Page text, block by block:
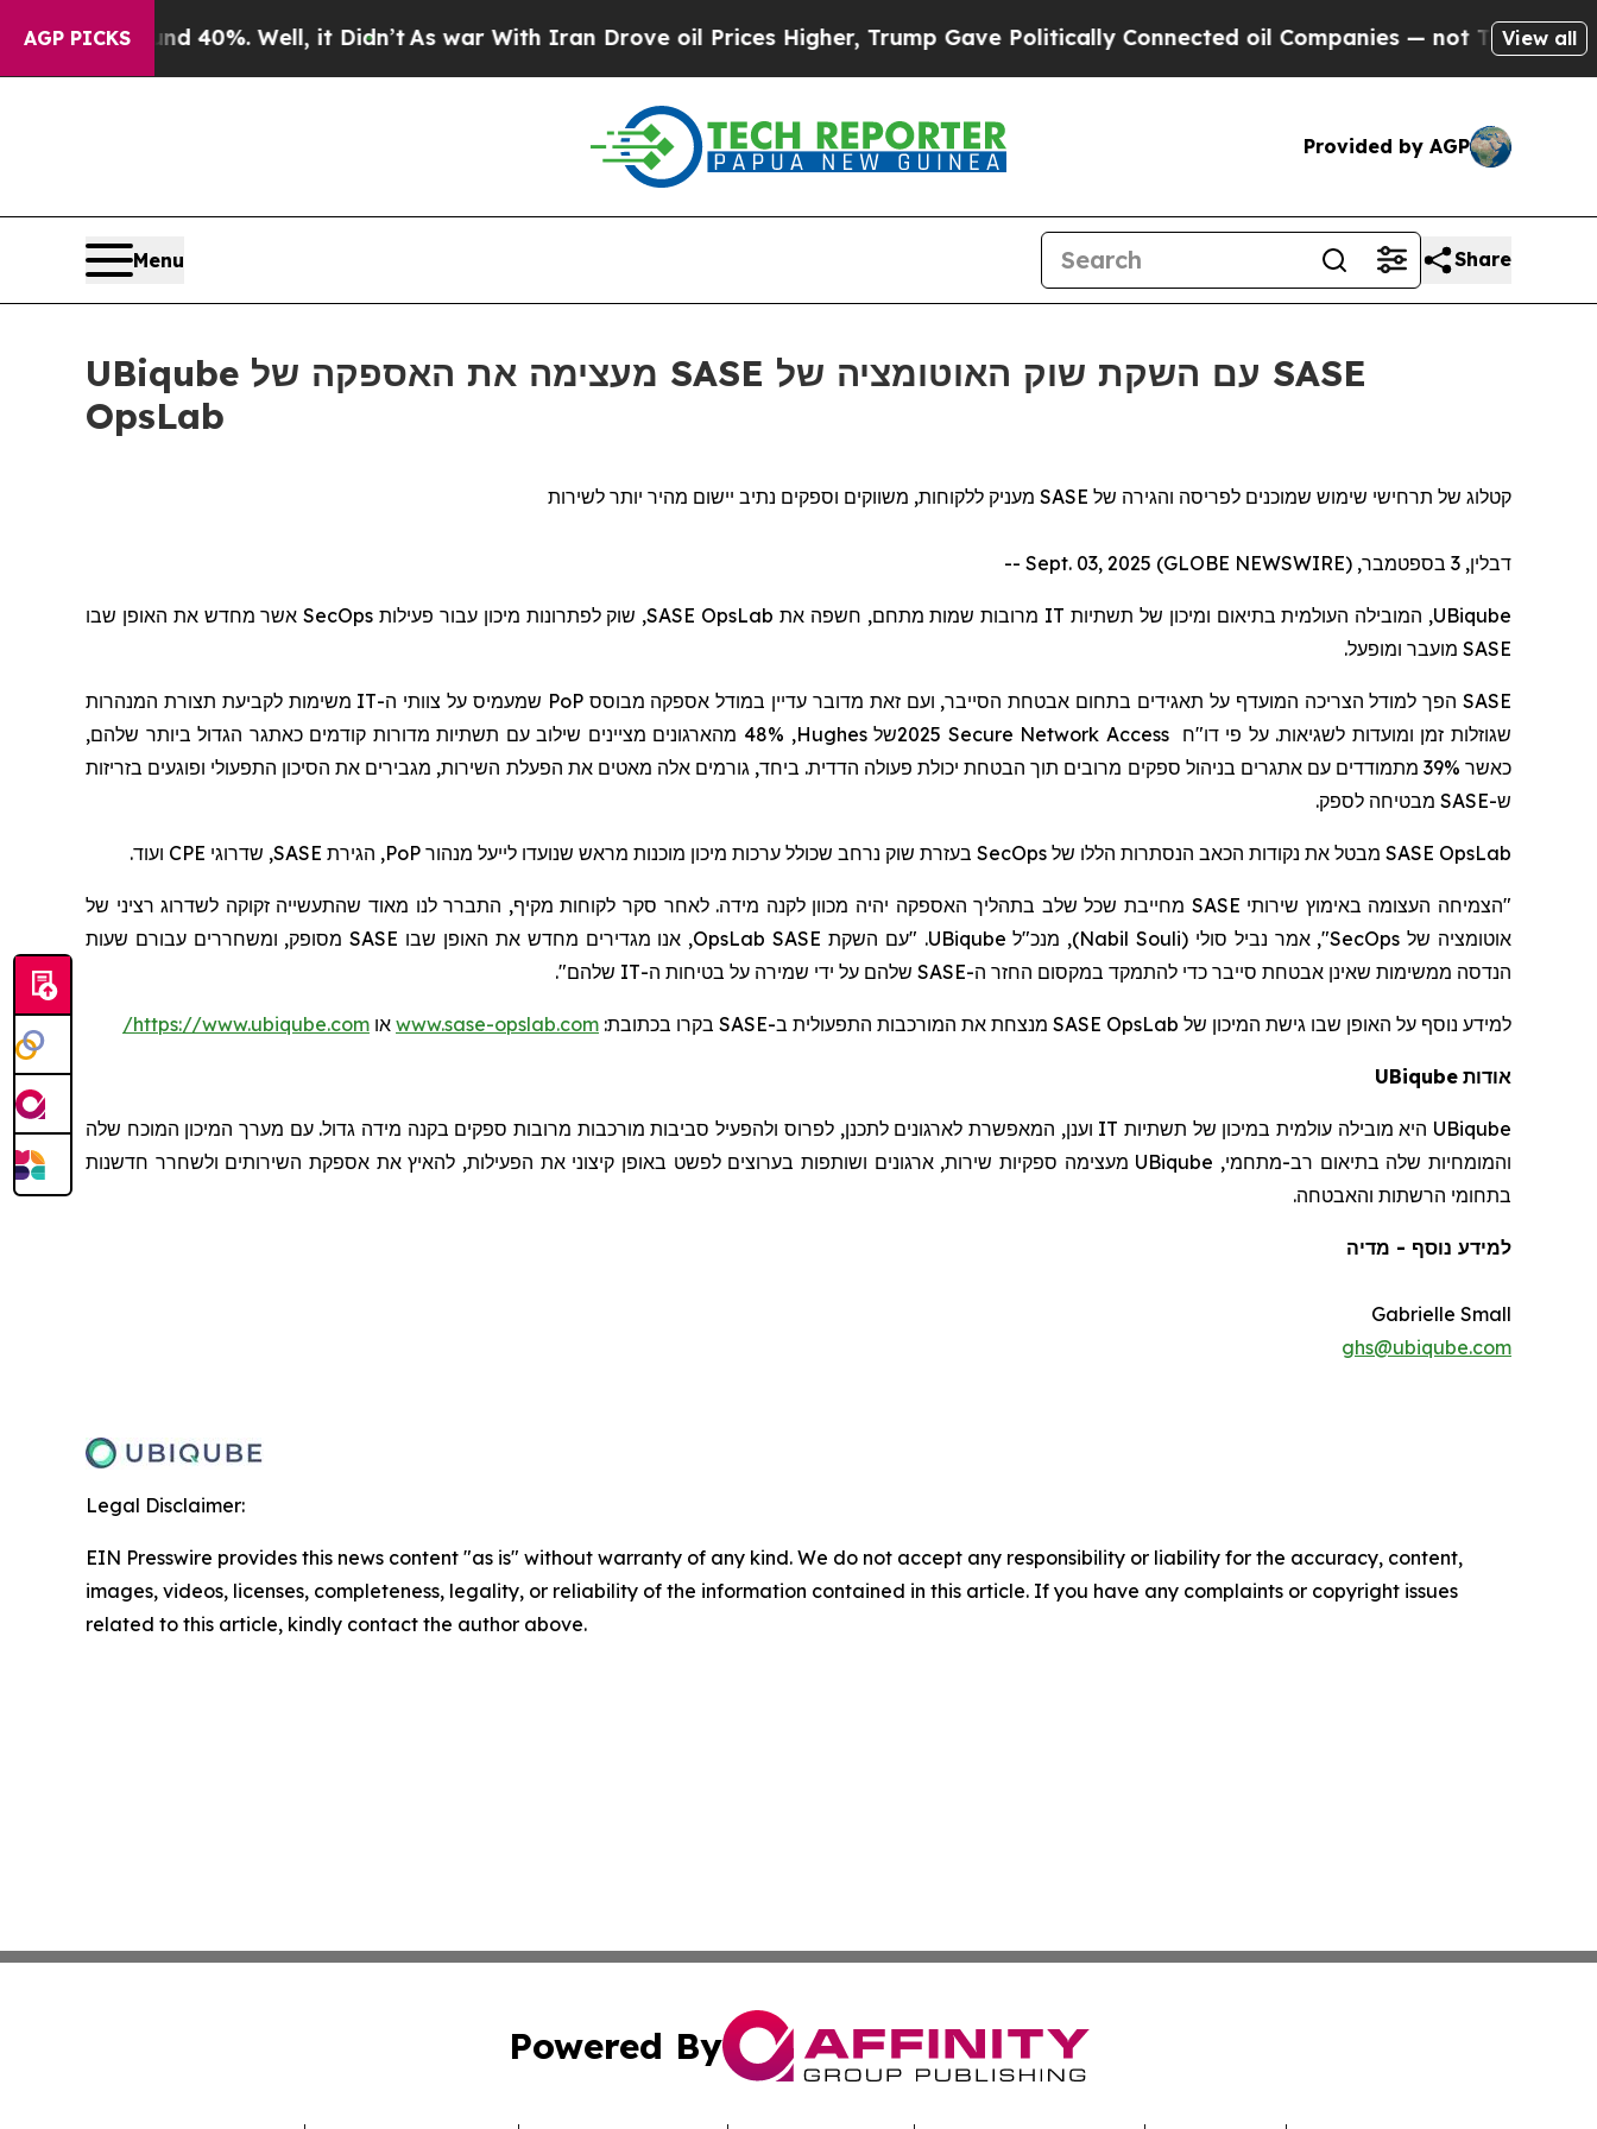
AGP PICKS
Around 40%. Well, it Didn’t As war With Iran Drove oil Prices Higher, Trump Gave Politically Connected oil Companies — not Taxpayers —
View all
Provided by AGP
Menu Share
UBiqube מעצימה את האספקה של SASE עם השקת שוק האוטומציה של SASE
OpsLab
קטלוג של תרחישי שימוש שמוכנים לפריסה והגירה של SASE מעניק ללקוחות, משווקים וספקים נתיב יישום מהיר יותר לשירות
דבלין, 3 בספטמבר, Sept. 03, 2025 (GLOBE NEWSWIRE) --
UBiqube, המובילה העולמית בתיאום ומיכון של תשתיות IT מרובות שמות מתחם, חשפה את SASE OpsLab, שוק לפתרונות מיכון עבור פעילות SecOpsאשר מחדש את האופן שבו
SASE מועבר ומופעל.
SASEהפך למודל הצריכה המועדף על תאגידים בתחום אבטחת הסייבר, ועם זאת מדובר עדיין במודל אספקה מבוססPoP שמעמיס על צוותי ה-IT משימות לקביעת תצורת המנהרות
שגוזלות זמן ומועדות לשגיאות. על פי דו"ח 2025 Secure Network AccessשלHughes
, 48% מהארגונים מציינים שילוב עם תשתיות מדורות קודמים כאתגר הגדול ביותר שלהם,
כאשר 39% מתמודדים עם אתגרים בניהול ספקים מרובים תוך הבטחת יכולת פעולה הדדית. ביחד, גורמים אלה מאטים את הפעלת השירות, מגבירים את הסיכון התפעולי ופוגעים בזריזות
ש-SASE מבטיחה לספק.
SASE OpsLab מבטל את נקודות הכאב הנסתרות הללו של SecOps בעזרת שוק נרחב שכולל ערכות מיכון מוכנות מראש שנועדו לייעל מנהור PoP, הגירת SASE, שדרוגי CPE ועוד.
"הצמיחה העצומה באימוץ שירותי SASE מחייבת שכל שלב בתהליך האספקה יהיה מכוון לקנה מידה. לאחר סקר לקוחות מקיף, התברר לנו מאוד שהתעשייה זקוקה לשדרוג רציני של
אוטומציה של SecOps", אמר נביל סולי (
Nabil Souli
), מנכ"ל UBiqube. "עם השקת SASE OpsLab
, אנו מגדירים מחדש את האופן שבו SASE מסופק, ומשחררים עבורם שעות
הנדסה ממשימות שאינן אבטחת סייבר כדי להתמקד במקסום החזר ה-SASE שלהם על ידי שמירה על בטיחות ה-IT שלהם".
למידע נוסף על האופן שבו גישת המיכון של SASE OpsLab מנצחת את המורכבות התפעולית ב-SASE בקרו בכתובת:
www.sase-opslab.com או https://www.ubiqube.com/
אודות UBiqube
UBiqube היא מובילה עולמית במיכון של תשתיות IT וענן, המאפשרת לארגונים לתכנן, לפרוס ולהפעיל סביבות מורכבות מרובות ספקים בקנה מידה גדול. עם מערך המיכון המוכח שלה
והמומחיות שלה בתיאום רב-מתחמי, UBiqube מעצימה ספקיות שירות, ארגונים ושותפות בערוצים לפשט באופן קיצוני את הפעילות, להאיץ את אספקת השירותים ולשחרר חדשנות
בתחומי הרשתות והאבטחה.
למידע נוסף - מדיה
Gabrielle Small
ghs@ubiqube.com
Legal Disclaimer:
EIN Presswire provides this news content "as is" without warranty of any kind. We do not accept any responsibility or liability for the accuracy, content,
images, videos, licenses, completeness, legality, or reliability of the information contained in this article. If you have any complaints or copyright issues
related to this article, kindly contact the author above.
Powered By